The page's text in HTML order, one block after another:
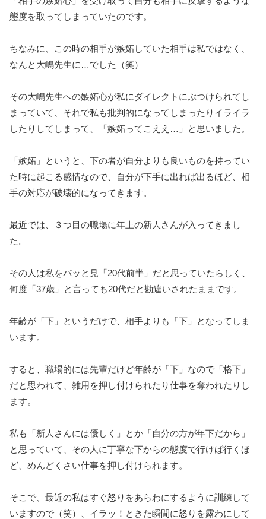
態度を取ってしまっていたのです。
ちなみに、この時の相手が嫉妬していた相手は私ではなく、
なんと大嶋先生に…でした（笑）
その大嶋先生への嫉妬心が私にダイレクトにぶつけられてし
まっていて、それで私も批判的になってしまったりイライラ
したりしてしまって、「嫉妬ってこええ…」と思いました。
「嫉妬」というと、下の者が自分よりも良いものを持ってい
た時に起こる感情なので、自分が下手に出れば出るほど、相
手の対応が破壊的になってきます。
最近では、３つ目の職場に年上の新人さんが入ってきまし
た。
その人は私をパッと見「20代前半」だと思っていたらしく、
何度「37歳」と言っても20代だと勘違いされたままです。
年齢が「下」というだけで、相手よりも「下」となってしま
います。
すると、職場的には先輩だけど年齢が「下」なので「格下」
だと思われて、雑用を押し付けられたり仕事を奪われたりし
ます。
私も「新人さんには優しく」とか「自分の方が年下だから」
と思っていて、その人に丁寧な下からの態度で行けば行くほ
ど、めんどくさい仕事を押し付けられます。
そこで、最近の私はすぐ怒りをあらわにするように訓練して
いますので（笑）、イラッ！ときた瞬間に怒りを露わにして